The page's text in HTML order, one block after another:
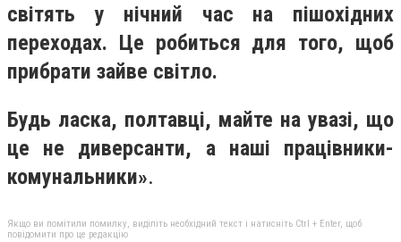
світять у нічний час на пішохідних
переходах. Це робиться для того, щоб
прибрати зайве світло.
Будь ласка, полтавці, майте на увазі, що
це не диверсанти, а наші працівники-
комунальники».
Якщо ви помітили помилку, виділіть необхідний текст і натисніть Ctrl + Enter, щоб
повідомити про це редакцію